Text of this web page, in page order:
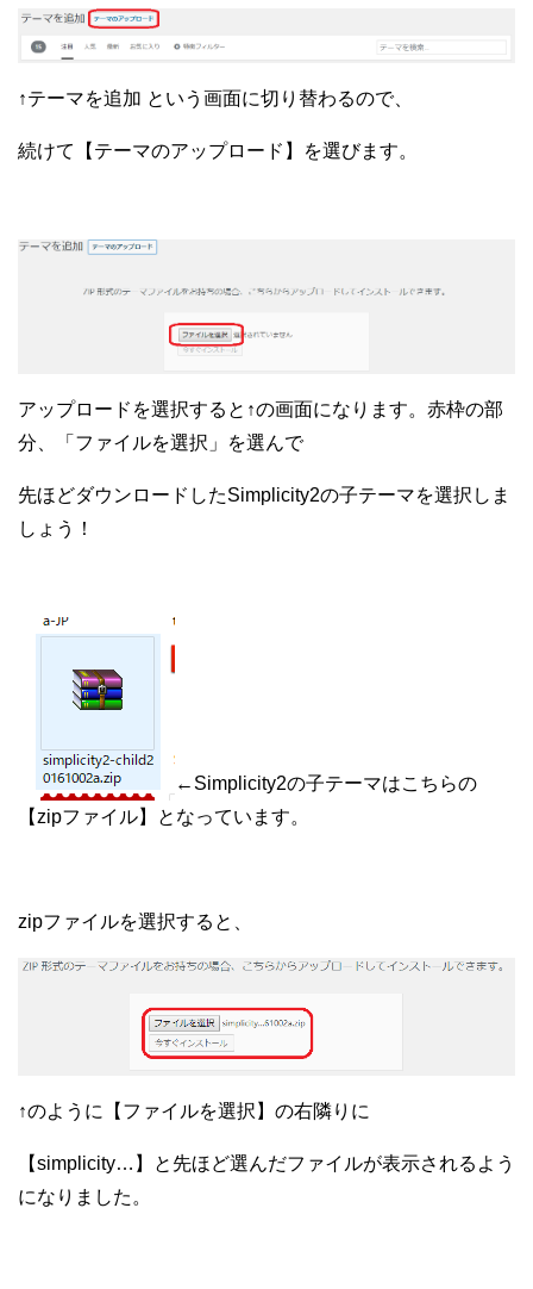
↑テーマを追加 という画面に切り替わるので、
続けて【テーマのアップロード】を選びます。
アップロードを選択すると↑の画面になります。赤枠の部
分、「ファイルを選択」を選んで
先ほどダウンロードしたSimplicity2の子テーマを選択しま
しょう！
←Simplicity2の子テーマはこちらの
【zipファイル】となっています。
zipファイルを選択すると、
↑のように【ファイルを選択】の右隣りに
【simplicity…】と先ほど選んだファイルが表示されるよう
になりました。